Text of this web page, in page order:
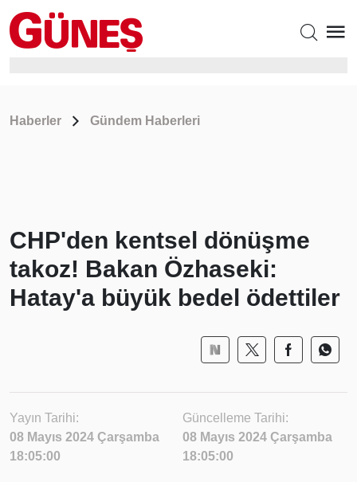
Haberler Gündem Haberleri
CHP'den kentsel dönüşme
takoz! Bakan Özhaseki:
Hatay'a büyük bedel ödettiler
Yayın Tarihi:
08 Mayıs 2024 Çarşamba
18:05:00
Güncelleme Tarihi:
08 Mayıs 2024 Çarşamba
18:05:00